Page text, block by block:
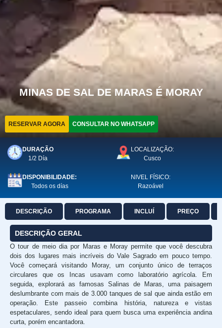
MINAS DE SAL DE MARAS É MORAY
RESERVAR AGORA CONSULTAR NO WHATSAPP
DURAÇÃO
1/2 Día
LOCALIZAÇÃO:
Cusco
DISPONIBILIDADE:
Todos os días
NIVEL FÍSICO:
Razoável
DESCRIÇÃO PROGRAMA INCLUÍ PREÇO
DESCRIÇÃO GERAL
O tour de meio dia por Maras e Moray permite que você descubra
dois dos lugares mais incríveis do Vale Sagrado em pouco tempo.
Você começará visitando Moray, um conjunto único de terraços
circulares que os Incas usavam como laboratório agrícola. Em
seguida, explorará as famosas Salinas de Maras, uma paisagem
deslumbrante com mais de 3.000 tanques de sal que ainda estão em
operação. Este passeio combina história, natureza e vistas
espetaculares, sendo ideal para quem busca uma experiência andina
curta, porém encantadora.